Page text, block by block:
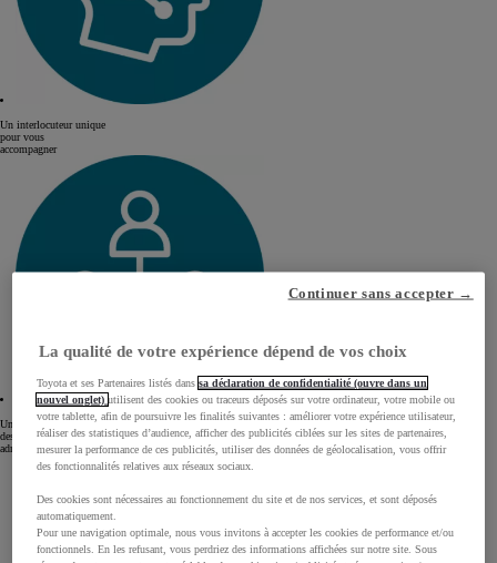
Un interlocuteur unique
pour vous
accompagner
Une externalisation
des charges
administratives
La qualité de votre expérience dépend de vos choix
Toyota et ses Partenaires listés danssa déclaration de confidentialité (ouvre dans un
nouvel onglet) utilisent des cookies ou traceurs déposés sur votre ordinateur, votre mobile ou
votre tablette, afin de poursuivre les finalités suivantes : améliorer votre expérience utilisateur,
réaliser des statistiques d’audience, afficher des publicités ciblées sur les sites de partenaires,
mesurer la performance de ces publicités, utiliser des données de géolocalisation, vous offrir
des fonctionnalités relatives aux réseaux sociaux.
Des cookies sont nécessaires au fonctionnement du site et de nos services, et sont déposés
automatiquement.
Pour une navigation optimale, nous vous invitons à accepter les cookies de performance et/ou
fonctionnels. En les refusant, vous perdriez des informations affichées sur notre site. Sous
Continuer sans accepter →